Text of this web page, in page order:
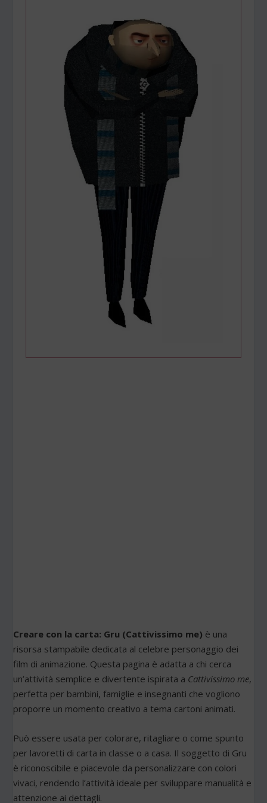
Creare con la carta: Gru (Cattivissimo me) è una
risorsa stampabile dedicata al celebre personaggio dei
film di animazione. Questa pagina è adatta a chi cerca
un’attività semplice e divertente ispirata a Cattivissimo me,
perfetta per bambini, famiglie e insegnanti che vogliono
proporre un momento creativo a tema cartoni animati.
Può essere usata per colorare, ritagliare o come spunto
per lavoretti di carta in classe o a casa. Il soggetto di Gru
è riconoscibile e piacevole da personalizzare con colori
vivaci, rendendo l’attività ideale per sviluppare manualità e
attenzione ai dettagli.